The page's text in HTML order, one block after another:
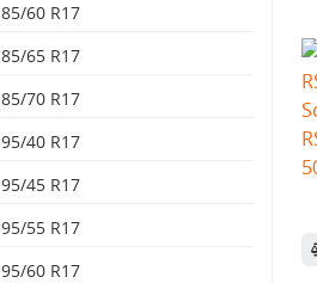
60 R17
65 R17
70 R17
40 R17
45 R17
55 R17
60 R17